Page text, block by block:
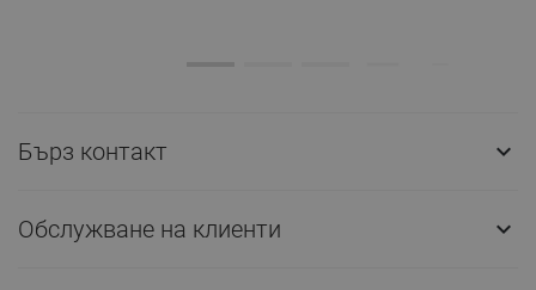
Бърз контакт 
Обслужване на клиенти 